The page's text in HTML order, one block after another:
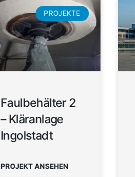
PROJEKTE
Faulbehälter 2
– Kläranlage
Ingolstadt
PROJEKT ANSEHEN